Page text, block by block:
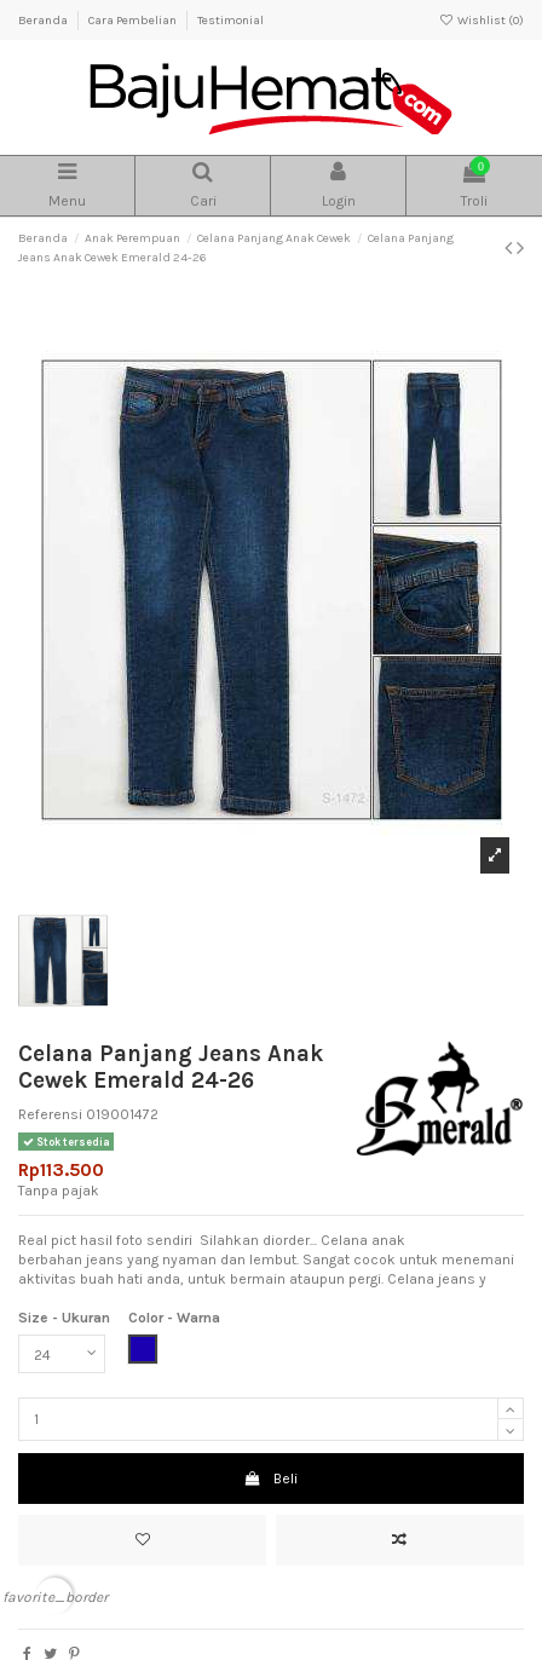
Beranda Cara Pembelian Testimonial Wishlist (0)
Menu Cari Login
0
Troli
Beranda Anak Perempuan Celana Panjang Anak Cewek
Celana Panjang
Jeans Anak Cewek Emerald 24-26
Celana Panjang Jeans Anak
Cewek Emerald 24-26
Referensi 019001472
Stok tersedia
Rp113.500
Tanpa pajak
Real pict hasil foto sendiri Silahkan diorder... Celana anak
berbahan jeans yang nyaman dan lembut. Sangat cocok untuk menemani
aktivitas buah hati anda, untuk bermain ataupun pergi. Celana jeans y
Size - Ukuran
Color - Warna
Beli
favorite_border